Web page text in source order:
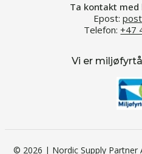
Ta kontakt med
Epost:
Telefon:+47
Vi er
© 2026 | Nordic Supply Partner